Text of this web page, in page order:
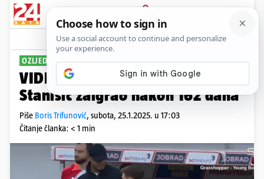
PRIJAVA
Sport Komentari
OZLJEDA JE PROŠLOST
VIDEO Odlične vijesti za Dalića!
Stanišić zaigrao nakon 162 dana
Piše Boris Trifunović, subota, 25.1.2025. u 17:03
Čitanje članka: < 1 min